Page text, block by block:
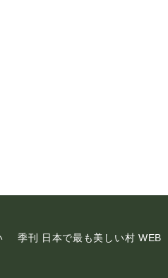
季刊 日本で最も美しい村 WEB